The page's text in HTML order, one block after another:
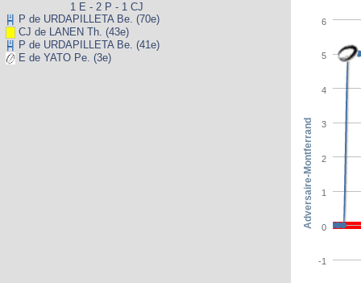
1 E - 2 P - 1 CJ
P de URDAPILLETA Be. (70e)
CJ de LANEN Th. (43e)
P de URDAPILLETA Be. (41e)
E de YATO Pe. (3e)
-1
0
1
2
3
4
5
6
Adversaire-Montferrand